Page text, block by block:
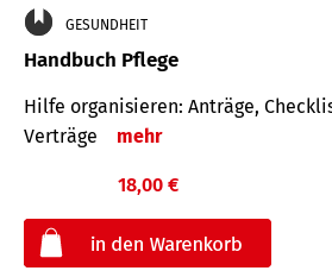
GESUNDHEIT
Handbuch Pflege
Hilfe organisieren: Anträge,
Verträge
mehr
18,00 €